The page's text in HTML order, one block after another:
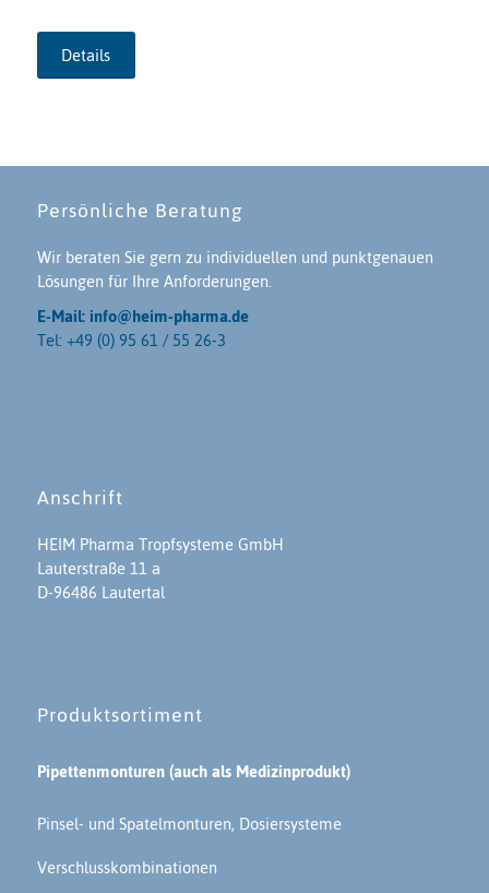
Details
Persönliche Beratung
Wir beraten Sie gern zu individuellen und punktgenauen
Lösungen für Ihre Anforderungen.
E-Mail: info@heim-pharma.de
Tel: +49 (0) 95 61 / 55 26-3
Anschrift
HEIM Pharma Tropfsysteme GmbH
Lauterstraße 11 a
D-96486 Lautertal
Produktsortiment
Pipettenmonturen (auch als Medizinprodukt)
Pinsel- und Spatelmonturen, Dosiersysteme
Verschlusskombinationen